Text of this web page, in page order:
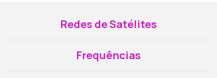
Redes de Satélites
Frequências